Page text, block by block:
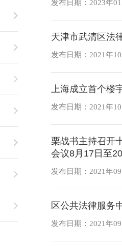
发布日期：2023年01
天津市武清区法
发布日期：2021年10
上海成立首个楼
发布日期：2021年10
栗战书主持召开
会议8月17日至
发布日期：2021年09
区公共法律服务
发布日期：2021年09